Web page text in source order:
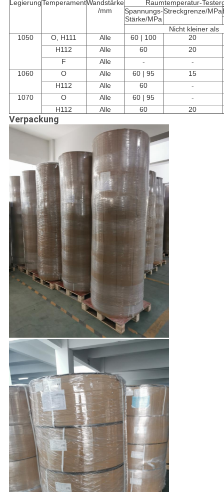
LegierungTemperamentWandstärke
/mm
Raumtemperatur-
Spannungs-
Stärke/MPa
Streckgrenze/MPa
Nicht kleiner als
1050
O, H111 Alle 60 | 100
20
H112
Alle 60
20
F
Alle -
-
1060
O Alle 60 | 95
15
H112
Alle 60
-
1070
O Alle 60 | 95
-
H112
Alle 60 20
Verpackung